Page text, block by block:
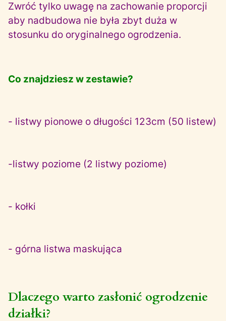
Zwróć tylko uwagę na zachowanie proporcji
aby nadbudowa nie była zbyt duża w
stosunku do oryginalnego ogrodzenia.
Co znajdziesz w zestawie?
- listwy pionowe o długości 123cm (50 listew)
-listwy poziome (2 listwy poziome)
- kołki
- górna listwa maskująca
Dlaczego warto zasłonić ogrodzenie
działki?